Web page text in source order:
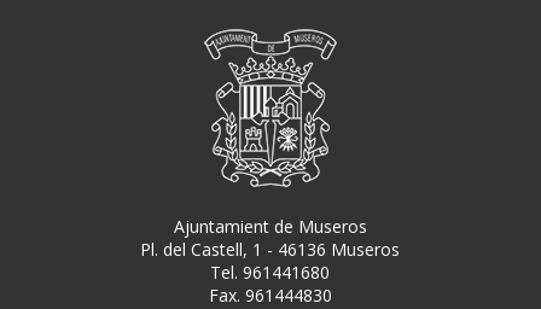
Ajuntamient de Museros
Pl. del Castell, 1 - 46136 Museros
Tel. 961441680
Fax. 961444830